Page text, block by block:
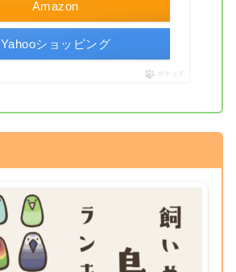
Amazon
Yahooショッピング
ポチップ